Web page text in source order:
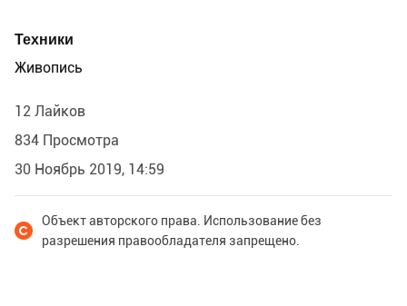
Техники
Живопись
12 Лайков
834 Просмотра
30 Ноябрь 2019, 14:59
Объект авторского права. Использование без
разрешения правообладателя запрещено.